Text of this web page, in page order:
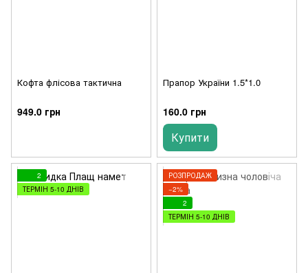
Кофта флісова тактична
949.0 грн
Прапор України 1.5*1.0
160.0 грн
Купити
2
ТЕРМІН 5-10 ДНІВ
РОЗПРОДАЖ
−2%
2
ТЕРМІН 5-10 ДНІВ